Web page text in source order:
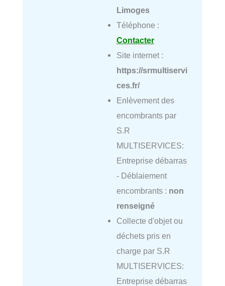
Limoges
Téléphone :
Contacter
Site internet :
https://srmultiservi
ces.fr/
Enlèvement des
encombrants par
S.R
MULTISERVICES:
Entreprise débarras
- Déblaiement
encombrants : non
renseigné
Collecte d'objet ou
déchets pris en
charge par S.R
MULTISERVICES:
Entreprise débarras